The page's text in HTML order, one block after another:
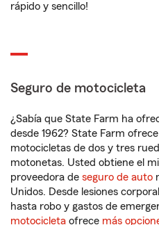
rápido y sencillo!
Seguro de motocicleta
¿Sabía que State Farm ha
desde 1962? State Farm
motocicletas de dos y tres
motonetas. Usted obtiene el
proveedora de seguro de auto
Unidos. Desde lesiones
hasta robo y gastos de
motocicleta ofrece más